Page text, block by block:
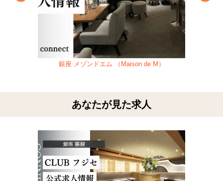
銀座 メゾンドエム （Maison de M）
あなたが見た求人